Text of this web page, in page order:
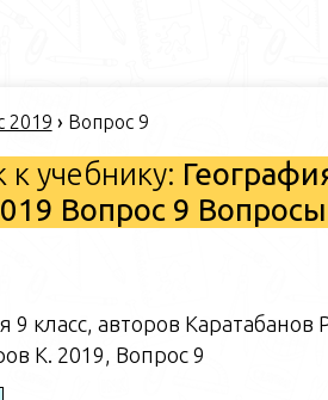
2019 › Вопрос 9
учебнику:
Вопрос 9 Вопросы
класс, авторов Каратабанов
К. 2019, Вопрос 9